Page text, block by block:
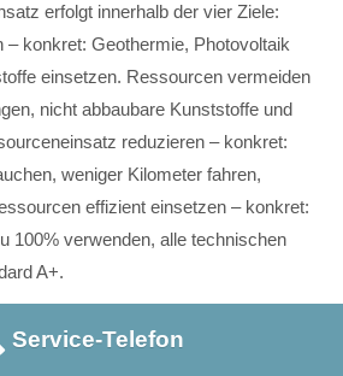
erfolgt innerhalb der vier Ziele:
– konkret: Geothermie, Photovoltaik
einsetzen. Ressourcen vermeiden
nicht abbaubare Kunststoffe und
reduzieren – konkret:
weniger Kilometer fahren,
effizient einsetzen – konkret:
100% verwenden, alle technischen
A+.
Service-Telefon